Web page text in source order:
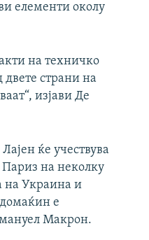
елементи околу
на техничко
страни на
изјави Де
ќе учествува
на неколку
на Украина и
домаќин е
Макрон.